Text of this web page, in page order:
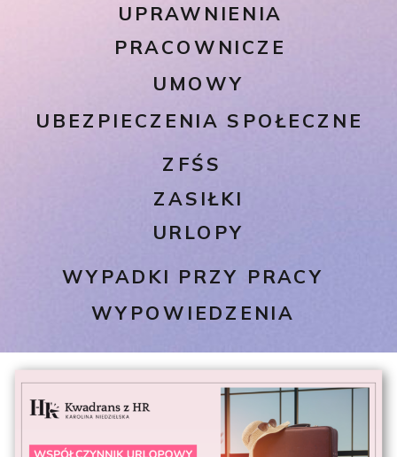
UMOWY
UBEZPIECZENIA SPOŁECZNE
URLOPY
UPRAWNIENIA
PRACOWNICZE
WYPADKI PRZY PRACY
WYPOWIEDZENIA
ZASIŁKI
ZFŚS